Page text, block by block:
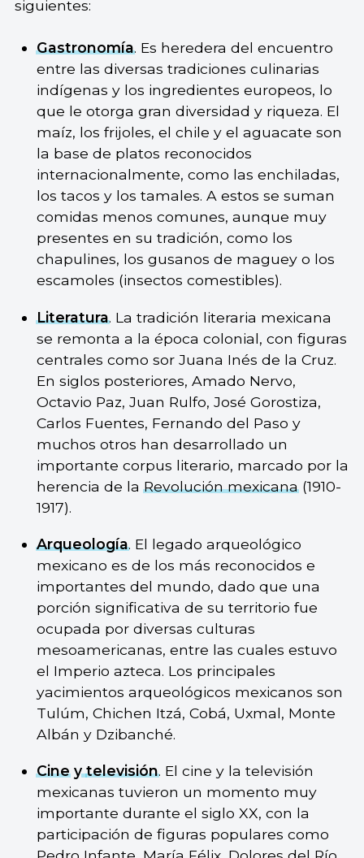
siguientes:
Gastronomía. Es heredera del encuentro
entre las diversas tradiciones culinarias
indígenas y los ingredientes europeos, lo
que le otorga gran diversidad y riqueza. El
maíz, los frijoles, el chile y el aguacate son
la base de platos reconocidos
internacionalmente, como las enchiladas,
los tacos y los tamales. A estos se suman
comidas menos comunes, aunque muy
presentes en su tradición, como los
chapulines, los gusanos de maguey o los
escamoles (insectos comestibles).
Literatura. La tradición literaria mexicana
se remonta a la época colonial, con figuras
centrales como sor Juana Inés de la Cruz.
En siglos posteriores, Amado Nervo,
Octavio Paz, Juan Rulfo, José Gorostiza,
Carlos Fuentes, Fernando del Paso y
muchos otros han desarrollado un
importante corpus literario, marcado por la
herencia de laRevolución mexicana(1910-
1917).
Arqueología. El legado arqueológico
mexicano es de los más reconocidos e
importantes del mundo, dado que una
porción significativa de su territorio fue
ocupada por diversas culturas
mesoamericanas, entre las cuales estuvo
el Imperio azteca. Los principales
yacimientos arqueológicos mexicanos son
Tulúm, Chichen Itzá, Cobá, Uxmal, Monte
Albán y Dzibanché.
Ciney televisión. El cine y la televisión
mexicanas tuvieron un momento muy
importante durante el siglo XX, con la
participación de figuras populares como